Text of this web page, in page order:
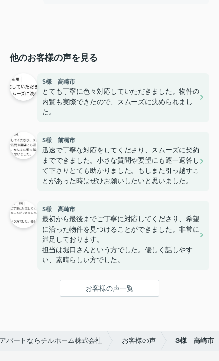
他のお客様の声を見る
S様 高崎市
とても丁寧に色々対応していただきました。物件の
内覧も実際できたので、スムーズに決められまし
た。
S様 前橋市
迅速で丁寧な対応をしてくださり、スムーズに契約
までできました。小さな質問や要望にも逐一返答し
て下さりとても助かりました。もしまた引っ越すこ
とがあった時はぜひお願いしたいと思いました。
S様 高崎市
最初から最後までご丁寧に対応してくださり、希望
に沿った物件を見つけることができました。非常に
満足しております。
担当は堀口さんという方でした。優しく話しやす
い、素晴らしい方でした。
お客様の声一覧
パートならチルホーム株式会社 お客様の声 S様 高崎市